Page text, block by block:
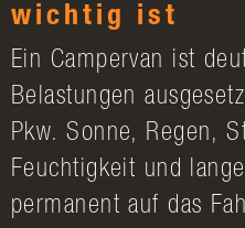
wichtig ist
Ein Campervan ist
Belastungen
Pkw. Sonne, Regen,
Feuchtigkeit und
permanent auf das